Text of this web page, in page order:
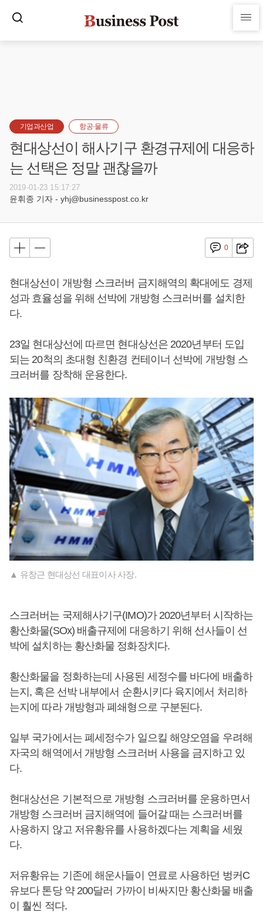
기업과산업 항공·물류
현대상선이 해사기구 환경규제에 대응하
는 선택은 정말 괜찮을까
2019-01-23 15:17:27
윤휘종 기자 - yhj@businesspost.co.kr
0
현대상선이 개방형 스크러버 금지해역의 확대에도 경제
성과 효율성을 위해 선박에 개방형 스크러버를 설치한
다.
23일 현대상선에 따르면 현대상선은 2020년부터 도입
되는 20척의 초대형 친환경 컨테이너 선박에 개방형 스
크러버를 장착해 운용한다.
▲ 유창근 현대상선 대표이사 사장.
스크러버는 국제해사기구(IMO)가 2020년부터 시작하는
황산화물(SOx) 배출규제에 대응하기 위해 선사들이 선
박에 설치하는 황산화물 정화장치다.
황산화물을 정화하는데 사용된 세정수를 바다에 배출하
는지, 혹은 선박 내부에서 순환시키다 육지에서 처리하
는지에 따라 개방형과 폐쇄형으로 구분된다.
일부 국가에서는 폐세정수가 일으킬 해양오염을 우려해
자국의 해역에서 개방형 스크러버 사용을 금지하고 있
다.
현대상선은 기본적으로 개방형 스크러버를 운용하면서
개방형 스크러버 금지해역에 들어갈 때는 스크러버를
사용하지 않고 저유황유를 사용하겠다는 계획을 세웠
다.
저유황유는 기존에 해운사들이 연료로 사용하던 벙커C
유보다 톤당 약 200달러 가까이 비싸지만 황산화물 배출
이 훨씬 적다.